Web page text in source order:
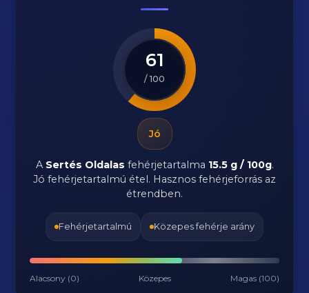
61
/ 100
Jó
A Sertés Oldalas fehérjetartalma 15.5 g / 100g.
Jó fehérjetartalmú étel. Hasznos fehérjeforrás az
étrendben.
Fehérjetartalmú Közepes fehérje arány
Alacsony (0) Közepes Magas (100)